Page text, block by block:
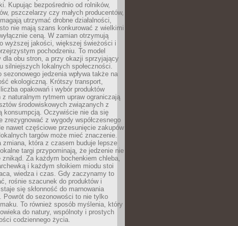
Kupując bezpośrednio od rolników,
pszczelarzy czy małych producentów,
utrzymać drobne działalności,
nie mają szans konkurować z wielkimi
ceną. W zamian otrzymują
wyższej jakości, większej świeżości i
pochodzeniu. To model
dla obu stron, a przy okazji sprzyjający
silniejszych lokalnych społeczności.
sezonowego jedzenia wpływa także na
ekologiczną. Krótszy transport,
opakowań i wybór produktów
z naturalnym rytmem upraw ograniczają
środowiskowych związanych z
konsumpcją. Oczywiście nie da się
zrezygnować z wygody współczesnego
nawet częściowe przesunięcie zakupów
targów może mieć znaczenie.
zmiana, która z czasem buduje lepsze
targi przypominają, że jedzenie nie
znikąd. Za każdym bochenkiem chleba,
i każdym słoikiem miodu stoi
wiedza i czas. Gdy zaczynamy to
rośnie szacunek do produktów i
się skłonność do marnowania
Powrót do sezonowości to nie tylko
To również sposób myślenia, który
do natury, wspólnoty i prostych
codziennego życia.